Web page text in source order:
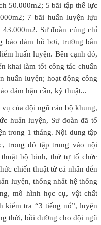
50.000m2; 5 bãi tập thể lực
7 bãi huấn luyện lựu
Sư đoàn cũng chỉ
bảo đảm hồ bơi, trường bắn
huấn luyện. Bên cạnh đó,
khai làm tốt công tác chuẩn
huấn luyện; hoạt động công
đảm hậu cần, kỹ thuật...
của đội ngũ cán bộ khung,
huấn luyện, Sư đoàn đã tổ
trong 1 tháng. Nội dung tập
trong đó tập trung vào nội
bộ binh, thứ tự tổ chức
chiến thuật từ cá nhân đến
luyện, thống nhất hệ thống
mô hình học cụ, vật chất
kiểm tra “3 tiếng nổ”, luyện
thời, bồi dưỡng cho đội ngũ